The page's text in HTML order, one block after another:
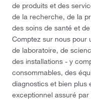
de produits et des
de la recherche, de la
des soins de santé et
Comptez sur nous pour
de laboratoire, de
des installations - y
consommables, des
diagnostics et bien plus
exceptionnel assuré